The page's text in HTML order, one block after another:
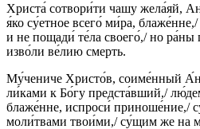
Христа́ сотвори́ти чашу жела́яй,
я́ко су́етное всего́ ми́ра,
и не пощади́ те́ла своего́,/ но ра́ны
изво́ли ве́лию смерть.
Му́чениче Христо́в, соиме́нный
ли́ками к Бо́гу предста́вший,/
блаже́нне, испроси́ приноше́ние,/
моли́твами твои́ми,/ су́щим же на